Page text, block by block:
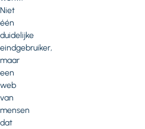
Niet
één
duidelijke
eindgebruiker,
maar
een
web
van
mensen
dat